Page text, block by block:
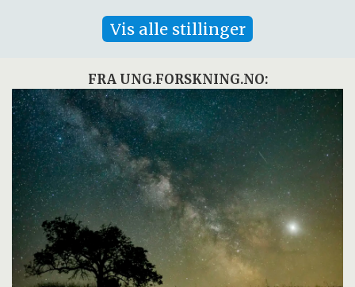
Vis alle stillinger
FRA UNG.FORSKNING.NO: